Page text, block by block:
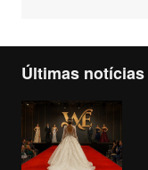
Últimas notícias